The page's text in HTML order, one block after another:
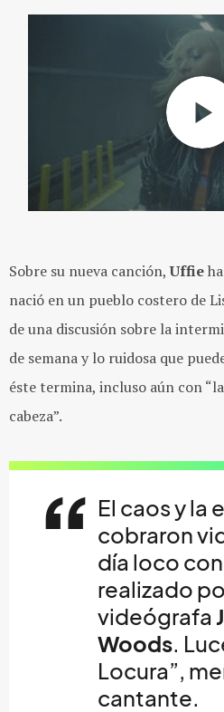
Sobre su nueva canción,Uffie
nació en un pueblo costero de
de una discusión sobre la
de semana y lo ruidosa que
éste termina, incluso aún con
cabeza”.
El caos y la
cobraron
día loco
realizado
videógrafa
Woods.
Locura”,
cantante.